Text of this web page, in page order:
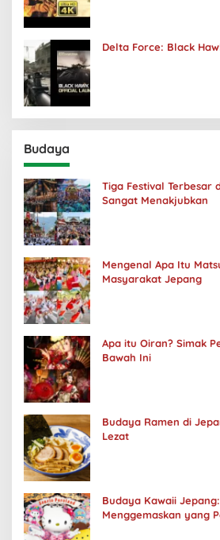
Delta Force: Black
Budaya
Tiga Festival Terbesar
Sangat Menakjubkan
Mengenal Apa Itu
Masyarakat Jepang
Apa itu Oiran? Simak
Bawah Ini
Budaya Ramen di
Lezat
Budaya Kawaii
Menggemaskan yang